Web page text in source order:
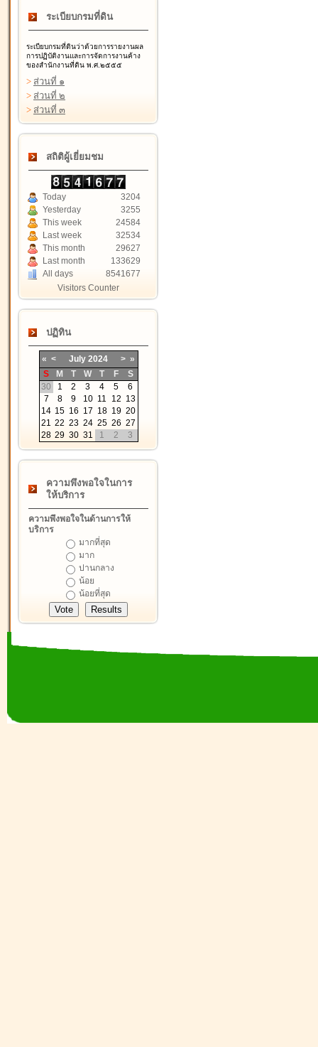
ระเบียบกรมที่ดิน
ระเบียบกรมที่ดินว่าด้วยการรายงานผล
การปฏิบัติงานและการจัดการงานค้าง
ของสำนักงานที่ดิน พ.ศ.๒๕๕๕
> ส่วนที่ ๑
> ส่วนที่ ๒
> ส่วนที่ ๓
สถิติผู้เยี่ยมชม
Today
3204
Yesterday
3255
This week
24584
Last week
32534
This month
29627
Last month
133629
All days
8541677
Visitors Counter
ปฏิทิน
« < July 2024 > »
S
M T W T F
S
30
1 2 3 4 5
6
7
8 9 10 11 12 13
14 15 16 17 18 19 20
21 22 23 24 25 26 27
28 29 30 31 1 2 3
ความพึงพอใจในการ
ให้บริการ
ความพึงพอใจในด้านการให้
บริการ
มากที่สุด
มาก
ปานกลาง
น้อย
น้อยที่สุด